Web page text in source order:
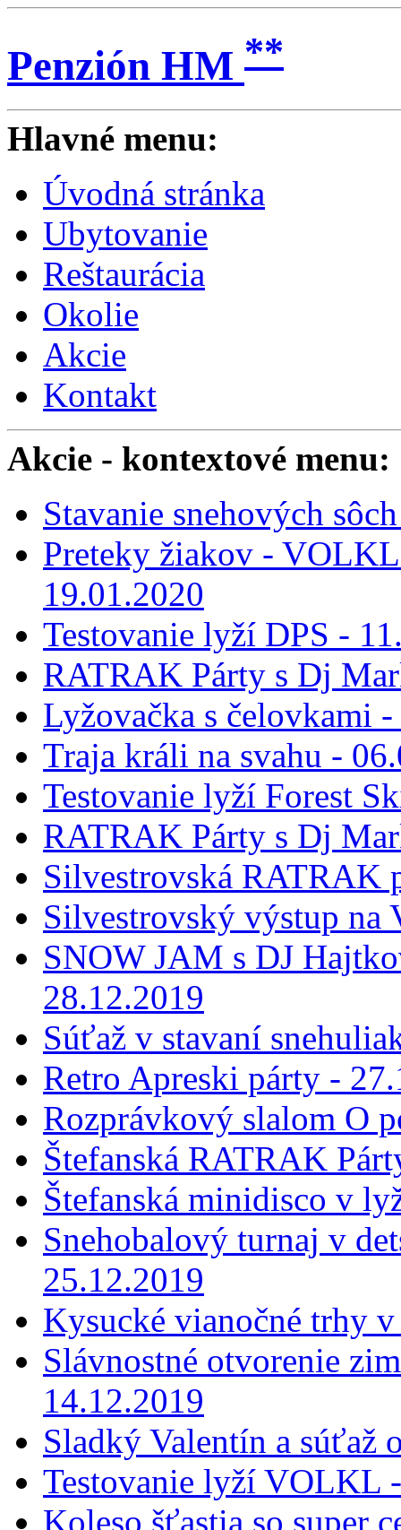
Penzión HM **
Hlavné menu:
Úvodná stránka
Ubytovanie
Reštaurácia
Okolie
Akcie
Kontakt
Akcie - kontextové menu:
Stavanie snehových
Preteky žiakov -
19.01.2020
Testovanie lyží DPS -
RATRAK Párty s Dj
Lyžovačka s čelovkami
Traja králi na svahu -
Testovanie lyží Forest
RATRAK Párty s Dj
Silvestrovská RATRAK
Silvestrovský výstup na
SNOW JAM s DJ
28.12.2019
Súťaž v stavaní
Retro Apreski párty -
Rozprávkový slalom O
Štefanská RATRAK
Štefanská minidisco v
Snehobalový turnaj v
25.12.2019
Kysucké vianočné trhy
Slávnostné otvorenie
14.12.2019
Sladký Valentín a súťaž
Testovanie lyží VOLKL
Koleso šťastia so super